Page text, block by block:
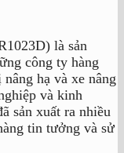
là sản
công ty hàng
hạ và xe nâng
và kinh
sản xuất ra nhiều
tin tưởng và sử